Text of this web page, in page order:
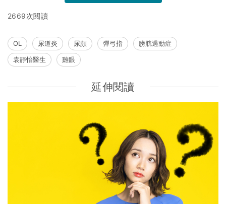
2669次閱讀
OL 尿道炎 尿頻 彈弓指
膀胱過動症
袁靜怡醫生
雞眼
延伸閱讀